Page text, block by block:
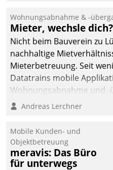
und Beschwerde-
ein.
Wohnungsabnahme & -
Mieter, wechsle dich?
Nicht beim Bauverein zu
nachhaltige
Mieterbetreuung. Seit
Datatrains mobile
Wohnungsabnahme und -
Mieter wohlgeordnet
Andreas Lerchner
Mobile Kunden- und
Objektbetreuung
meravis: Das Büro
für unterwegs